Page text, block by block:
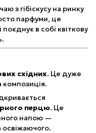
з гібіскусу на ринку
парфуми, це
в собі квіткову
східних. Це дуже
композиція.
перцю. Це
напою —